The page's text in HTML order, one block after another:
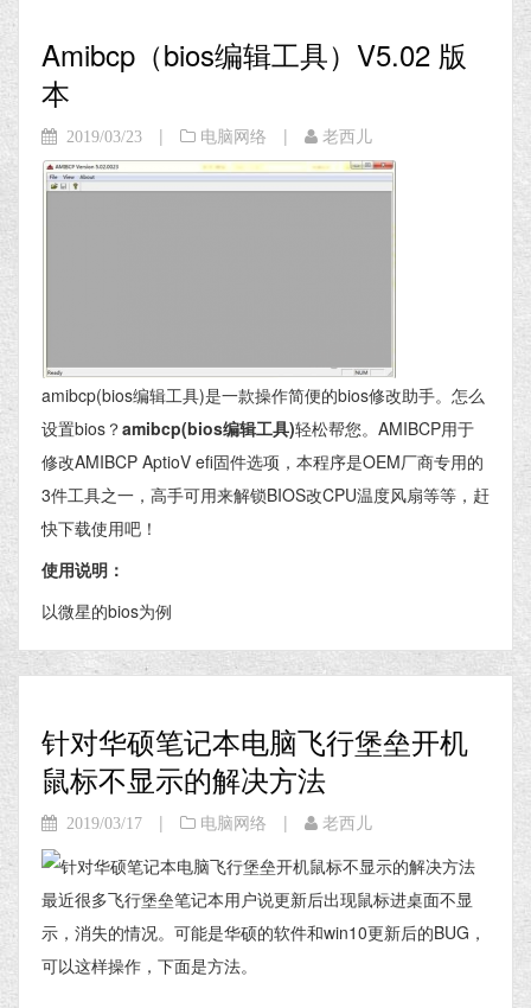
Amibcp（bios编辑工具）V5.02 版
本
2019/03/23 | 电脑网络 | 老西儿
amibcp(bios编辑工具)是一款操作简便的bios修改助手。怎么
设置bios？amibcp(bios编辑工具)轻松帮您。AMIBCP用于
修改AMIBCP AptioV efi固件选项，本程序是OEM厂商专用的
3件工具之一，高手可用来解锁BIOS改CPU温度风扇等等，赶
快下载使用吧！
使用说明：
以微星的bios为例
针对华硕笔记本电脑飞行堡垒开机
鼠标不显示的解决方法
2019/03/17 | 电脑网络 | 老西儿
最近很多飞行堡垒笔记本用户说更新后出现鼠标进桌面不显
示，消失的情况。可能是华硕的软件和win10更新后的BUG，
可以这样操作，下面是方法。